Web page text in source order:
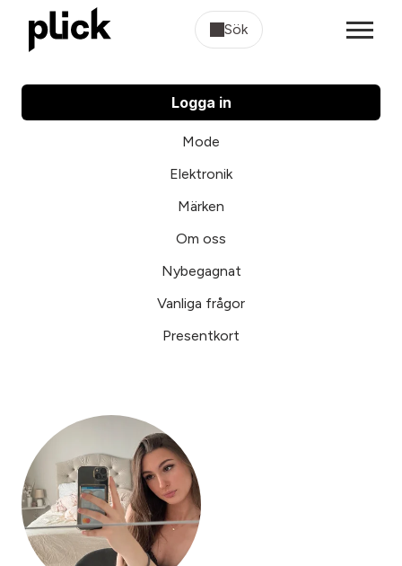
Sök
Logga in
Mode
Elektronik
Märken
Om oss
Nybegagnat
Vanliga frågor
Presentkort